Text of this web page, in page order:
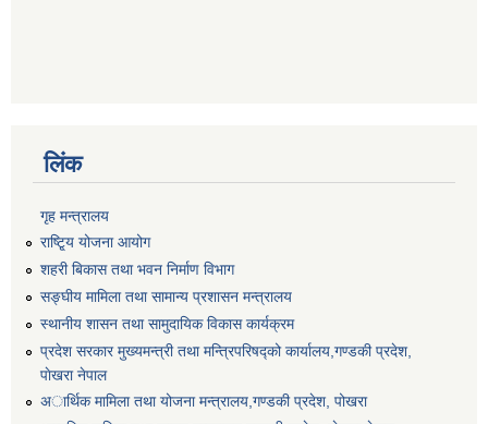
लिंक
गृह मन्त्रालय
राष्टि्ृय योजना आयोग
शहरी बिकास तथा भवन निर्माण विभाग
सङ्घीय मामिला तथा सामान्य प्रशासन मन्त्रालय
स्थानीय शासन तथा सामुदायिक विकास कार्यक्रम
प्रदेश सरकार मुख्यमन्त्री तथा मन्त्रिपरिषद्को कार्यालय,गण्डकी प्रदेश,
पाेखरा नेपाल
अार्थिक मामिला तथा योजना मन्त्रालय,गण्डकी प्रदेश, पोखरा